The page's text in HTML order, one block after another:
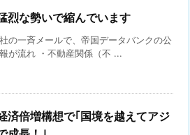
烈な勢いで縮んでいます
の一斉メールで、帝国データバンクの公
が流れ ・不動産関係（不 ...
済倍増構想で｢国境を越えてアジ